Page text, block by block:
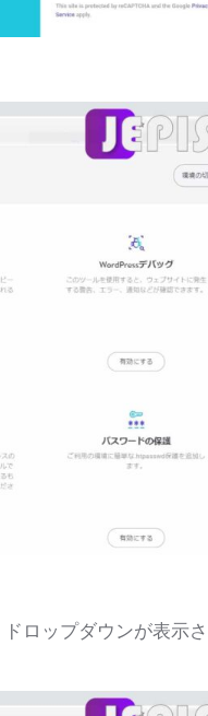
ロップダウンが表示